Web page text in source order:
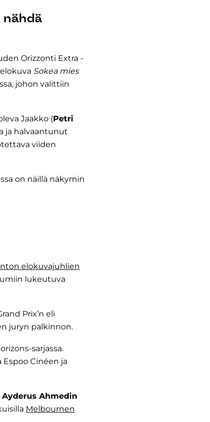
nähdä
Orizzonti Extra -
Sokea mies
johon valittiin
Jaakko (Petri
ja halvaantunut
viiden
on näillä näkymin
elokuvajuhlien
lukeutuva
Prix’n eli
juryn palkinnon.
sarjassa.
Espoo Cinéen ja
Ayderus Ahmedin
Melbournen